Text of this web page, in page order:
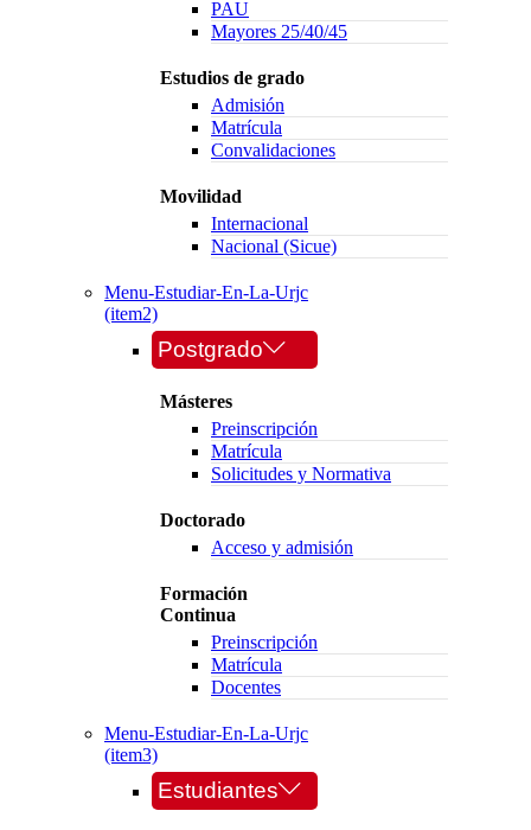
PAU
Mayores 25/40/45
Estudios de grado
Admisión
Matrícula
Convalidaciones
Movilidad
Internacional
Nacional (Sicue)
Menu-Estudiar-En-La-Urjc
(item2)
Postgrado
Másteres
Preinscripción
Matrícula
Solicitudes y Normativa
Doctorado
Acceso y admisión
Formación
Continua
Preinscripción
Matrícula
Docentes
Menu-Estudiar-En-La-Urjc
(item3)
Estudiantes